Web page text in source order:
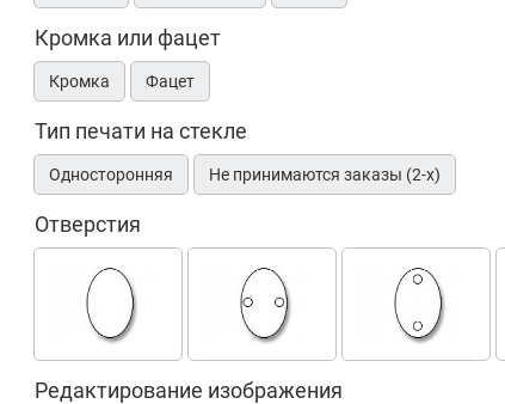
Кромка или фацет
Кромка Фацет
Тип печати на стекле
Односторонняя Не принимаются заказы (2-х)
Отверстия
Редактирование изображения